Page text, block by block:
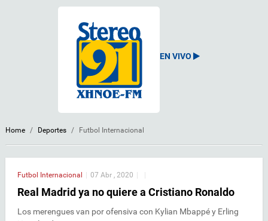
EN VIVO
Home / Deportes / Futbol Internacional
Futbol Internacional 07 Abr , 2020
Real Madrid ya no quiere a Cristiano Ronaldo
Los merengues van por ofensiva con Kylian Mbappé y Erling